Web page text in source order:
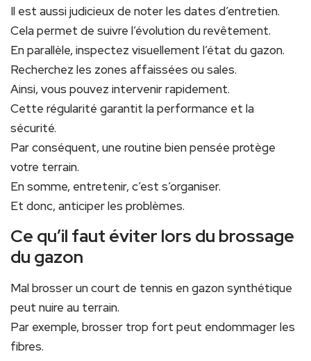
Il est aussi judicieux de noter les dates d’entretien.
Cela permet de suivre l’évolution du revêtement.
En parallèle, inspectez visuellement l’état du gazon.
Recherchez les zones affaissées ou sales.
Ainsi, vous pouvez intervenir rapidement.
Cette régularité garantit la performance et la
sécurité.
Par conséquent, une routine bien pensée protège
votre terrain.
En somme, entretenir, c’est s’organiser.
Et donc, anticiper les problèmes.
Ce qu’il faut éviter lors du brossage
du gazon
Mal brosser un court de tennis en gazon synthétique
peut nuire au terrain.
Par exemple, brosser trop fort peut endommager les
fibres.